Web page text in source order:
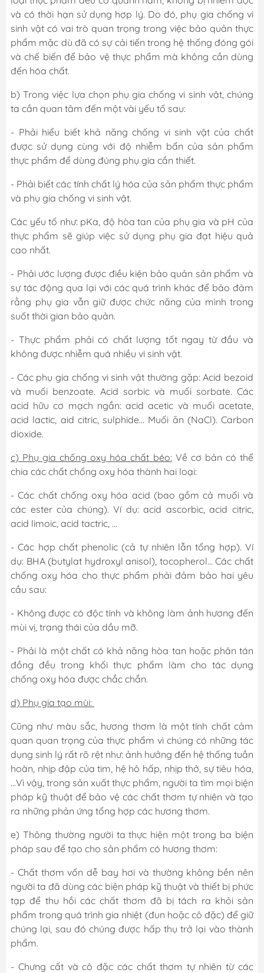
và có thời hạn sử dụng hợp lý. Do đó, phụ gia chống vi
sinh vật có vai trò quan trọng trong việc bảo quản thực
phẩm mặc dù đã có sự cải tiến trong hệ thống đóng gói
và chế biến để bảo vệ thực phẩm mà không cần dùng
đến hóa chất.
b) Trong việc lựa chọn phụ gia chống vi sinh vật, chúng
ta cần quan tâm đến một vài yếu tố sau:
- Phải hiểu biết khả năng chống vi sinh vật của chất
được sử dụng cùng với độ nhiễm bẩn của sản phẩm
thực phẩm để dùng đúng phụ gia cần thiết.
- Phải biết các tính chất lý hóa của sản phẩm thực phẩm
và phụ gia chống vi sinh vật.
Các yếu tố như: pKa, độ hòa tan của phụ gia và pH của
thực phẩm sẽ giúp việc sử dụng phụ gia đạt hiệu quả
cao nhất.
- Phải ước lượng được điều kiện bảo quản sản phẩm và
sự tác động qua lại với các quá trình khác để bảo đảm
rằng phụ gia vẫn giữ được chức năng của mình trong
suốt thời gian bảo quản.
- Thực phẩm phải có chất lượng tốt ngay từ đầu và
không được nhiễm quá nhiều vi sinh vật.
- Các phụ gia chống vi sinh vật thường gặp: Acid bezoid
và muối benzoate. Acid sorbic và muối sorbate. Các
acid hữu cơ mạch ngắn: acid acetic và muối acetate,
acid lactic, aid citric, sulphide… Muối ăn (NaCl). Carbon
dioxide.
c) Phụ gia chống oxy hóa chất béo: Về cơ bản có thể
chia các chất chống oxy hóa thành hai loại:
- Các chất chống oxy hóa acid (bao gồm cả muối và
các ester của chúng). Ví dụ: acid ascorbic, acid citric,
acid limoic, acid tactric, …
- Các hợp chất phenolic (cả tự nhiên lẫn tổng hợp). Ví
dụ: BHA (butylat hydroxyl anisol), tocopherol… Các chất
chống oxy hóa cho thực phẩm phải đảm bảo hai yêu
cầu sau:
- Không được có độc tính và không làm ảnh hương đến
mùi vị, trạng thái của dầu mỡ.
- Phải là một chất có khả năng hòa tan hoặc phân tán
đồng đều trong khối thực phẩm làm cho tác dụng
chống oxy hóa được chắc chắn.
d) Phụ gia tạo mùi:
Cũng như màu sắc, hương thơm là một tính chất cảm
quan quan trọng của thực phẩm vì chúng có những tác
dụng sinh lý rất rõ rệt như: ảnh hưởng đến hệ thống tuần
hoàn, nhịp đập của tim, hệ hô hấp, nhịp thở, sự tiêu hóa,
…Vì vậy, trong sản xuất thực phẩm, người ta tìm mọi biện
pháp kỹ thuật để bảo vệ các chất thơm tự nhiên và tạo
ra những phản ứng tổng hợp các hương thơm.
e) Thông thường người ta thực hiện một trong ba biện
pháp sau để tạo cho sản phẩm có hương thơm:
- Chất thơm vốn dễ bay hơi và thường không bền nên
người ta đã dùng các biện pháp kỹ thuật và thiết bị phức
tạp để thu hồi các chất thơm đã bị tách ra khỏi sản
phẩm trong quá trình gia nhiệt (đun hoặc cô đặc) để giữ
chúng lại, sau đó chúng được hấp thụ trở lại vào thành
phẩm.
- Chưng cất và cô đặc các chất thơm tự nhiên từ các